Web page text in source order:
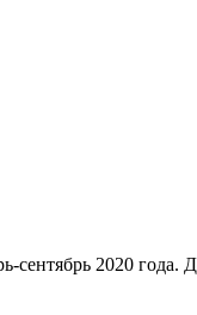
сентябрь 2020 года.